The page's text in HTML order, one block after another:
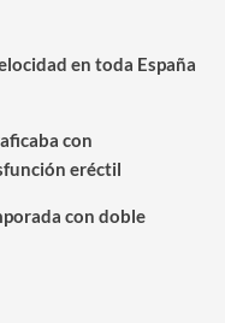
en toda España
con
eréctil
con doble